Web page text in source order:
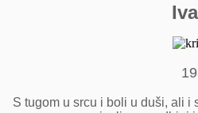
S tugom u srcu i boli u duši, ali i